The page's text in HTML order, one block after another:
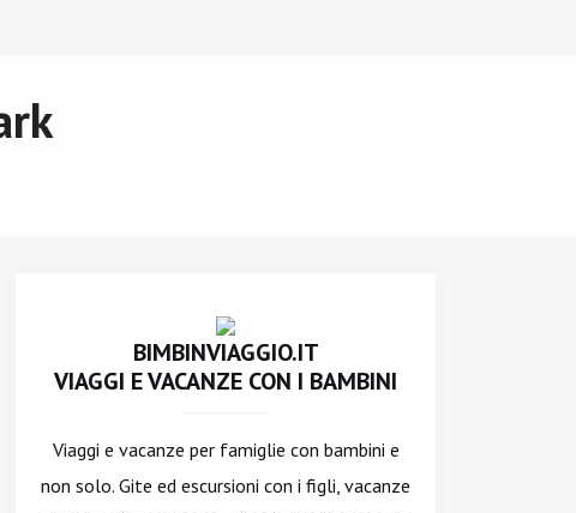
BIMBINVIAGGIO.IT
VIAGGI E VACANZE CON I BAMBINI
Viaggi e vacanze per famiglie con bambini e
non solo. Gite ed escursioni con i figli, vacanze